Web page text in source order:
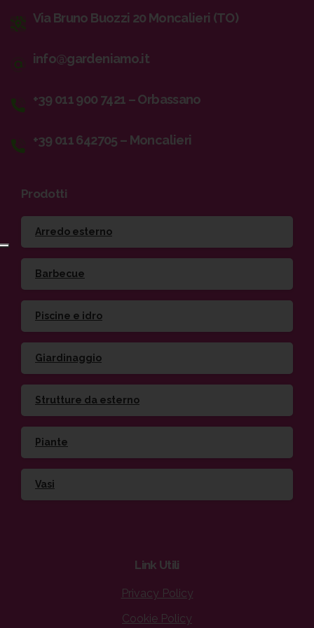
Via Bruno Buozzi 20 Moncalieri (TO)
info@gardeniamo.it
+39 011 900 7421 – Orbassano
+39 011 642705 – Moncalieri
Prodotti
Arredo esterno
Barbecue
Piscine e idro
Giardinaggio
Strutture da esterno
Piante
Vasi
Link Utili
Privacy Policy
Cookie Policy